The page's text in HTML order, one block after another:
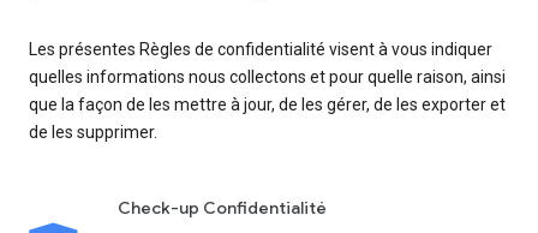
Les présentes Règles de confidentialité visent à vous indiquer
quelles informations nous collectons et pour quelle raison, ainsi
que la façon de les mettre à jour, de les gérer, de les exporter et
de les supprimer.
Check-up Confidentialité